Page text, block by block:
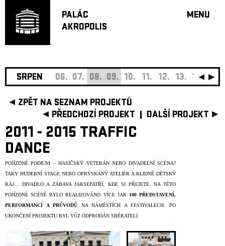
PALÁC
AKROPOLIS
MENU
JAZZ
HUDBA
SRPEN 06. 07. 08. 09. 10. 11. 12. 13. 14. 15.
ZPĚT NA SEZNAM PROJEKTŮ
PŘEDCHOZÍ PROJEKT
DALŠÍ PROJEKT
2011 - 2015 TRAFFIC
DANCE
POJÍZDNÉ PODIUM – HASIČSKÝ VETERÁN NEBO DIVADELNÍ SCÉNA?
TAKY HUDEBNÍ STAGE NEBO OPRÝSKANÝ ATELIÉR A KLIDNĚ DĚTSKÝ
RÁJ… DIVADLO A ZÁBAVA JAKSEPATŘÍ, KDE SI PŘEJETE. NA TÉTO
POJÍZDNÉ SCÉNĚ BYLO REALIZOVÁNO VÍCE JAK 100 PŘEDSTAVENÍ,
PERFORMANCÍ A PRŮVODŮ NA NÁMĚSTÍCH A FESTIVALECH. PO
UKONČENÍ PROJEKTU BYL VŮZ ODPRODÁN SBĚRATELI.